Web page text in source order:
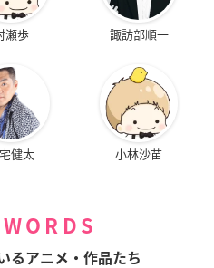
瀬歩 諏訪部順一
健太 小林沙苗
るアニメ・作品たち